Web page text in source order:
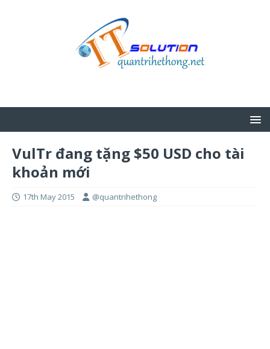
VulTr đang tặng $50 USD cho tài
khoản mới
17th May 2015 @quantrihethong